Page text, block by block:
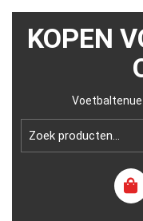
KOPEN
Voetbaltenue